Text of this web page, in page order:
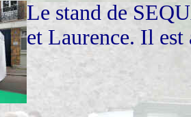
Le stand de
et Laurence. Il est